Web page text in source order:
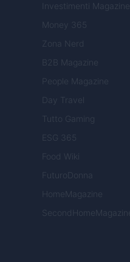
Investimenti Magazine
Money 365
Zona Nerd
B2B Magazine
People Magazine
Day Travel
Tutto Gaming
ESG 365
Food Wiki
FuturoDonna
HomeMagazine
SecondHomeMagazine